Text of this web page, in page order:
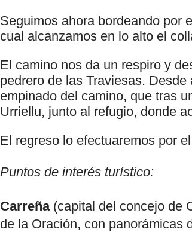
Seguimos ahora bordeando por
cual alcanzamos en lo alto el
El camino nos da un respiro y
pedrero de las Traviesas.
empinado del camino, que tras
Urriellu, junto al refugio, donde
El regreso lo efectuaremos por
Puntos de interés turístico:
Carreña(capital del concejo de
de la Oración, con panorámicas